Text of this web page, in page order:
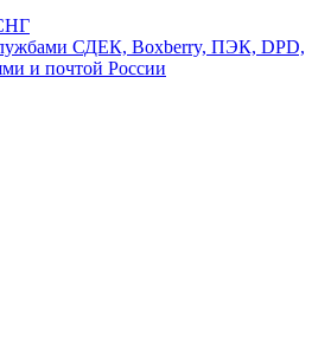
СДЕК, Boxberry, ПЭК, DPD,
и почтой России